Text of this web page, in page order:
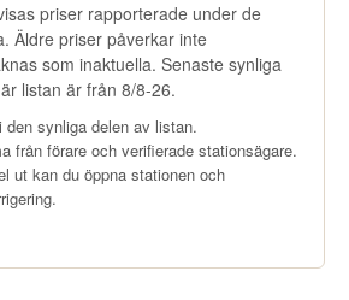
priser rapporterade under de
Äldre priser påverkar inte
som inaktuella. Senaste synliga
listan är från 8/8-26.
den synliga delen av listan.
från förare och verifierade stationsägare.
ut kan du öppna stationen och